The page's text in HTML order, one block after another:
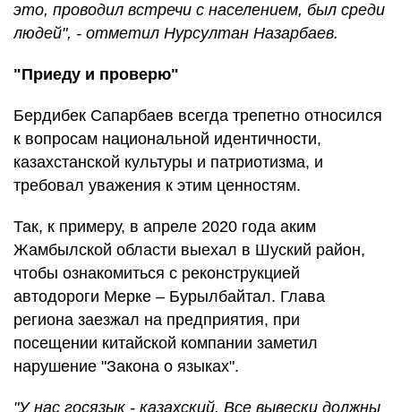
это, проводил встречи с населением, был среди
людей", - отметил Нурсултан Назарбаев.
"Приеду и проверю"
Бердибек Сапарбаев всегда трепетно относился
к вопросам национальной идентичности,
казахстанской культуры и патриотизма, и
требовал уважения к этим ценностям.
Так, к примеру, в апреле 2020 года аким
Жамбылской области выехал в Шуский район,
чтобы ознакомиться с реконструкцией
автодороги Мерке – Бурылбайтал. Глава
региона заезжал на предприятия, при
посещении китайской компании заметил
нарушение "Закона о языках".
"У нас госязык - казахский. Все вывески должны